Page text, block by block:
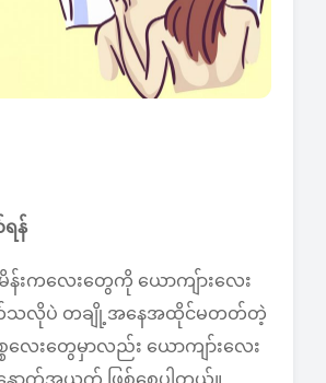
ရန်
န်းကလေးတွေကို ယောကျ်ားလေး
သလိုပဲ တချို့အနေအထိုင်မတတ်တဲ့
ေးတွေမှာလည်း ယောကျာ်းလေး
ာက်အယှက် ဖြစ်စေပါတယ်။